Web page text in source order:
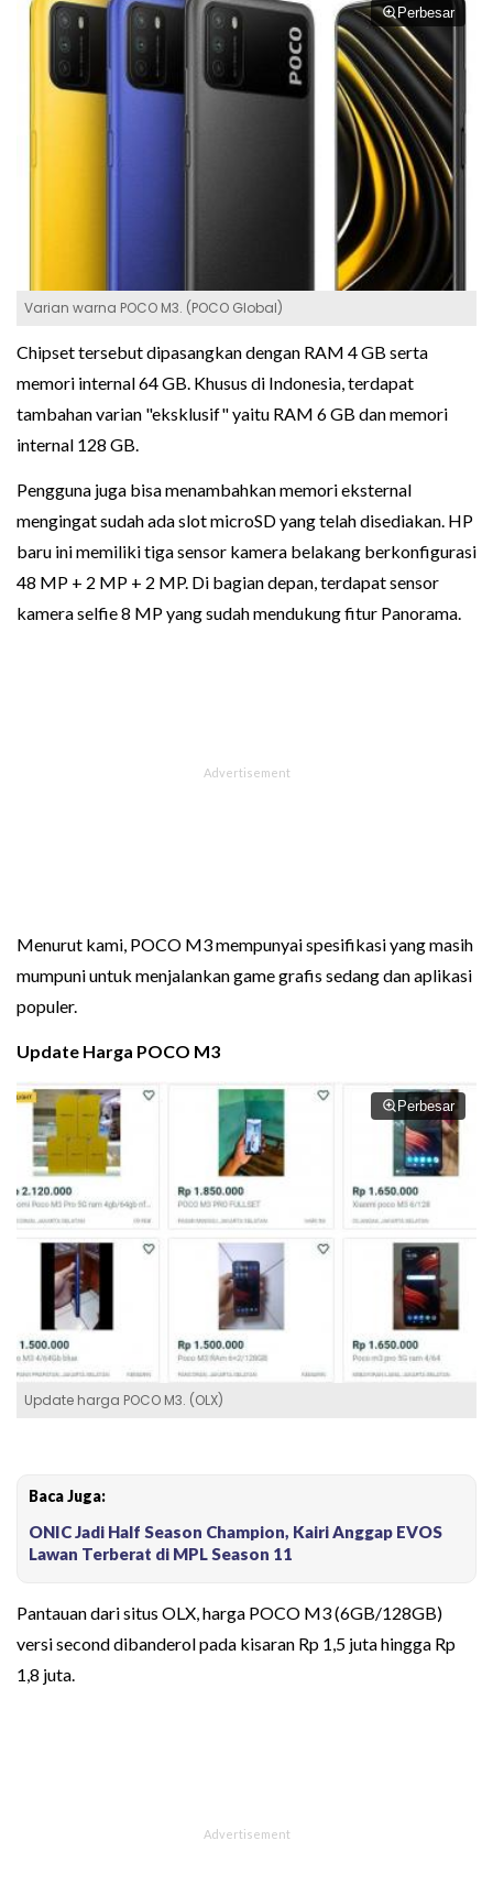
Perbesar
Varian warna POCO M3. (POCO Global)
Chipset tersebut dipasangkan dengan RAM 4 GB serta
memori internal 64 GB. Khusus di Indonesia, terdapat
tambahan varian "eksklusif" yaitu RAM 6 GB dan memori
internal 128 GB.
Pengguna juga bisa menambahkan memori eksternal
mengingat sudah ada slot microSD yang telah disediakan. HP
baru ini memiliki tiga sensor kamera belakang berkonfigurasi
48 MP + 2 MP + 2 MP. Di bagian depan, terdapat sensor
kamera selfie 8 MP yang sudah mendukung fitur Panorama.
Menurut kami, POCO M3 mempunyai spesifikasi yang masih
mumpuni untuk menjalankan game grafis sedang dan aplikasi
populer.
Update Harga POCO M3
Perbesar
Update harga POCO M3. (OLX)
Baca Juga:
ONIC Jadi Half Season Champion, Kairi Anggap EVOS
Lawan Terberat di MPL Season 11
Pantauan dari situs OLX, harga POCO M3 (6GB/128GB)
versi second dibanderol pada kisaran Rp 1,5 juta hingga Rp
1,8 juta.